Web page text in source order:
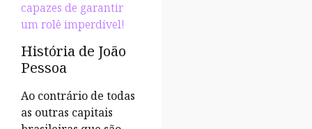
capazes de garantir
um rolê imperdível!
História de João
Pessoa
Ao contrário de todas
as outras capitais